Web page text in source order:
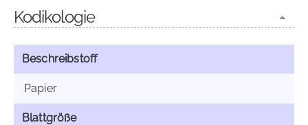
Kodikologie
Beschreibstoff
Papier
Blattgröße